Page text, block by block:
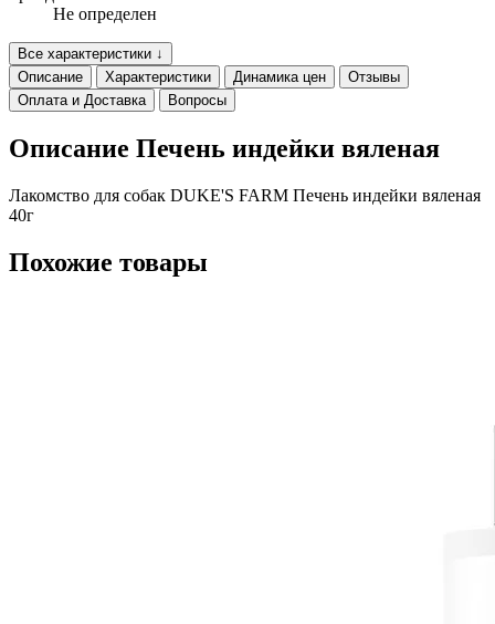
Не определен
Все характеристики ↓
Описание
Характеристики Динамика цен
Отзывы
Оплата и Доставка
Вопросы
Описание Печень индейки вяленая
Лакомство для собак DUKE'S FARM Печень индейки вяленая
40г
Похожие товары